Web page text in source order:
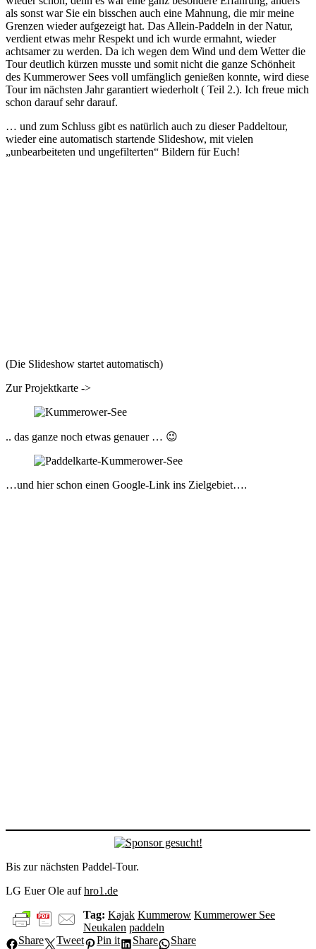
als sonst war Sie ein bisschen auch eine Mahnung, die mir meine
Grenzen wieder aufgezeigt hat. Das Allein-Paddeln in der Natur,
verdient etwas mehr Respekt und ich wurde ermahnt, wieder
achtsamer zu werden. Da ich wegen dem Wind und dem Wetter die
Tour deutlich kürzen musste und somit nicht die ganze Schönheit
des Kummerower Sees voll umfänglich genießen konnte, wird diese
Tour im nächsten Jahr garantiert wiederholt ( Teil 2.). Ich freue mich
schon darauf sehr darauf.
… und zum Schluss gibt es natürlich auch zu dieser Paddeltour,
wieder eine automatisch startende Slideshow, mit vielen
„unbearbeiteten und ungefilterten“ Bildern für Euch!
(Die Slideshow startet automatisch)
Zur Projektkarte ->
.. das ganze noch etwas genauer … 😉
…und hier schon einen Google-Link ins Zielgebiet….
Bis zur nächsten Paddel-Tour.
LG Euer Ole aufhro1.de
Tag: Kajak Kummerow Kummerower See
Neukalen paddeln
Share
Tweet Pin it Share Share